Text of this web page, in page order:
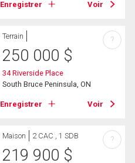
Enregistrer Voir
Terrain
250 000 $
34 Riverside Place
South Bruce Peninsula, ON
Enregistrer Voir
?
Maison 2 CAC , 1 SDB
219 900 $
?